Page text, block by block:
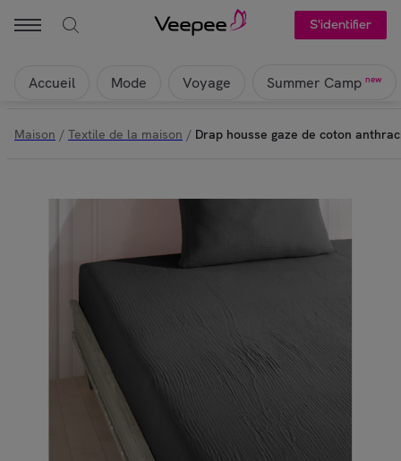
S'identifier
Accueil Mode Voyage Summer Camp new
Maison / Textile de la maison / Drap housse gaze de coton